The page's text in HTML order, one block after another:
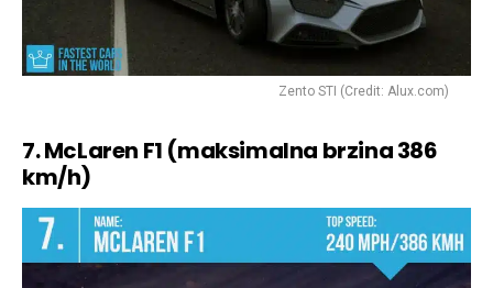
Zento STI (Credit: Alux.com)
7. McLaren F1 (maksimalna brzina 386
km/h)